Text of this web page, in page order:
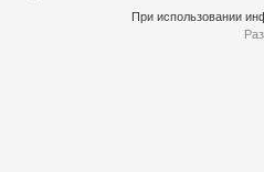
При использовании